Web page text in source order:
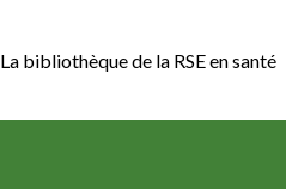
La bibliothèque de la RSE en santé